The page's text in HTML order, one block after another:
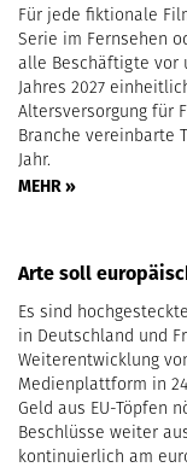
Für jede fiktionale
Serie im Fernsehen
alle Beschäftigte vor
Jahres 2027
Altersversorgung für
Branche vereinbarte
Jahr.
MEHR »
Arte soll
Es sind
in Deutschland und
Weiterentwicklung
Medienplattform in
Geld aus EU-Töpfen
Beschlüsse weiter
kontinuierlich am